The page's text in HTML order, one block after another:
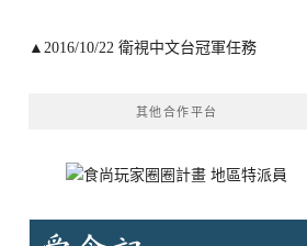
▲2016/10/22 衛視中文台冠軍任務
其他合作平台